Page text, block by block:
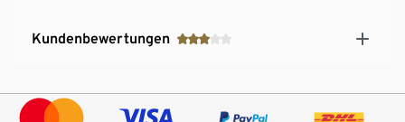
Kundenbewertungen